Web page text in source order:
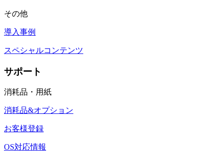
その他
導入事例
スペシャルコンテンツ
サポート
消耗品・用紙
消耗品&オプション
お客様登録
OS対応情報